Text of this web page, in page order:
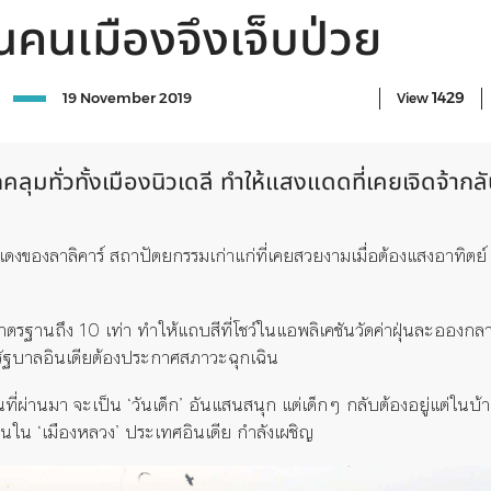
คนเมืองจึงเจ็บป่วย
19 November 2019 View 1429
ลุมทั่วทั้งเมืองนิวเดลี ทำให้แสงแดดที่เคยเจิดจ้าก
งของลาลิคาร์ สถาปัตยกรรมเก่าแก่ที่เคยสวยงามเมื่อต้องแสงอาทิ
ตรฐานถึง 10 เท่า ทำให้แถบสีที่โชว์ในแอพลิเคชันวัดค่าฝุ่นละอองก
บาลอินเดียต้องประกาศสภาวะฉุกเฉิน
านมา จะเป็น ‘วันเด็ก’ อันแสนสนุก แต่เด็กๆ กลับต้องอยู่แต่ในบ้
น ‘เมืองหลวง’ ประเทศอินเดีย กำลังเผชิญ